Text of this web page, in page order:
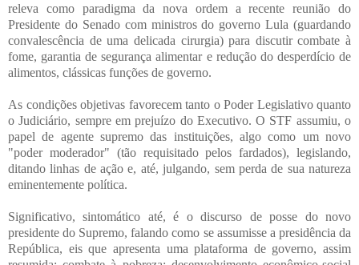
releva como paradigma da nova ordem a recente reunião do
Presidente do Senado com ministros do governo Lula (guardando
convalescência de uma delicada cirurgia) para discutir combate à
fome, garantia de segurança alimentar e redução do desperdício de
alimentos, clássicas funções de governo.
As condições objetivas favorecem tanto o Poder Legislativo quanto
o Judiciário, sempre em prejuízo do Executivo. O STF assumiu, o
papel de agente supremo das instituições, algo como um novo
"poder moderador" (tão requisitado pelos fardados), legislando,
ditando linhas de ação e, até, julgando, sem perda de sua natureza
eminentemente política.
Significativo, sintomático até, é o discurso de posse do novo
presidente do Supremo, falando como se assumisse a presidência da
República, eis que apresenta uma plataforma de governo, assim